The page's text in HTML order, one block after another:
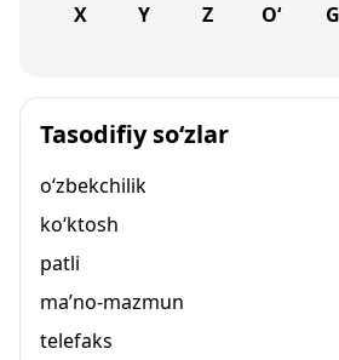
X Y Z O‘
Tasodifiy so‘zlar
o‘zbekchilik
ko‘ktosh
patli
ma’no-mazmun
telefaks